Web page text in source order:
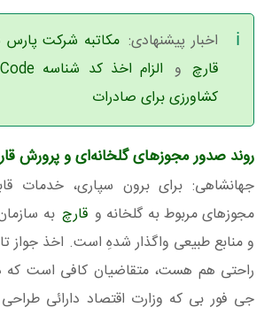
اخبار پیشنهادی: مکاتبه شرکت پارس
قارچ و
کشاورزی برای صادرات
روند صدور مجوز‌های گلخانه‌ای و پرورش
جهانشاهی: برای برون سپاری، خدمات
مجوز‌های مربوط به گلخانه و قارچ به
و منابع طبیعی واگذار شدهِ است. اخذ جواز
راحتی هم هست، متقاضیان کافی است که
جی فور بی که وزارت اقتصاد دارائی